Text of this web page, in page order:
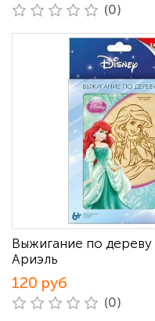
(0)
Выжигание по
Ариэль
120 руб
(0)